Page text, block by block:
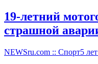
19-летний
страшной
NEWSru.com :: Спорт5